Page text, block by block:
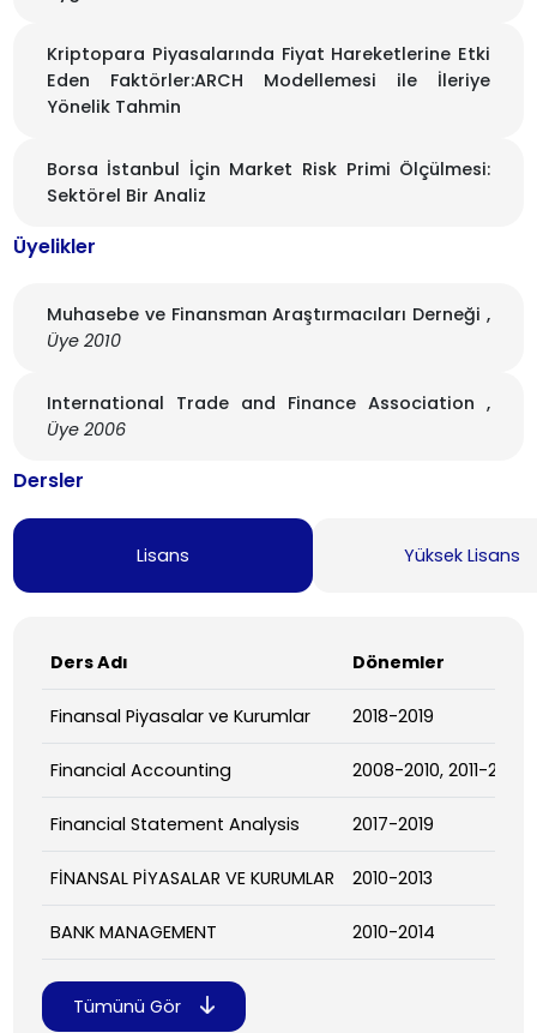
Kriptopara Piyasalarında Fiyat Hareketlerine Etki
Eden Faktörler:ARCH Modellemesi ile İleriye
Yönelik Tahmin
Borsa İstanbul İçin Market Risk Primi Ölçülmesi:
Sektörel Bir Analiz
Üyelikler
Muhasebe ve Finansman Araştırmacıları Derneği ,
Üye 2010
International Trade and Finance Association ,
Üye 2006
Dersler
Lisans Yüksek Lisans
Ders Adı Dönemler
Finansal Piyasalar ve Kurumlar 2018-2019
Financial Accounting 2008-2010, 2011-2013,
Financial Statement Analysis 2017-2019
FİNANSAL PİYASALAR VE KURUMLAR 2010-2013
BANK MANAGEMENT 2010-2014
Tümünü Gör